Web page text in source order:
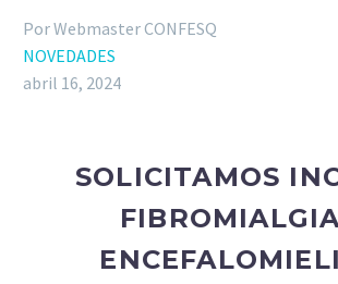
Por Webmaster CONFESQ
NOVEDADES
abril 16, 2024
SOLICITAMOS